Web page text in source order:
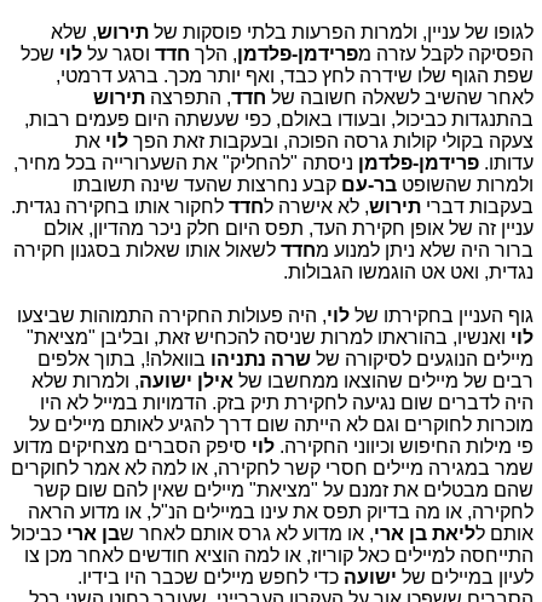
לגופו של עניין, ולמרות הפרעות בלתי פוסקות של תירוש, שלא
הפסיקה לקבל עזרה מפרידמן-פלדמן, הלך חדד וסגר על לוי שכל
שפת הגוף שלו שידרה לחץ כבד, ואף יותר מכך. ברגע דרמטי,
לאחר שהשיב לשאלה חשובה של חדד, התפרצה תירוש
בהתנגדות כביכול, ובעודו באולם, כפי שעשתה היום פעמים רבות,
צעקה בקולי קולות גרסה הפוכה, ובעקבות זאת הפך לוי את
עדותו. פרידמן-פלדמן ניסתה "להחליק" את השערורייה בכל מחיר,
ולמרות שהשופט בר-עם קבע נחרצות שהעד שינה תשובתו
בעקבות דברי תירוש, לא אישרה לחדד לחקור אותו בחקירה נגדית.
עניין זה של אופן חקירת העד, תפס היום חלק ניכר מהדיון, אולם
ברור היה שלא ניתן למנוע מחדד לשאול אותו שאלות בסגנון חקירה
נגדית, ואט אט הוגמשו הגבולות.
גוף העניין בחקירתו של לוי, היה פעולות החקירה התמוהות שביצעו
לוי ואנשיו, בהוראתו למרות שניסה להכחיש זאת, ובליבן "מציאת"
מיילים הנוגעים לסיקורה של שרה נתניהו בוואלה!, בתוך אלפים
רבים של מיילים שהוצאו ממחשבו של אילן ישועה, ולמרות שלא
היה לדברים שום נגיעה לחקירת תיק בזק. הדמויות במייל לא היו
מוכרות לחוקרים וגם לא הייתה שום דרך להגיע לאותם מיילים על
פי מילות החיפוש וכיווני החקירה. לוי סיפק הסברים מצחיקים מדוע
שמר במגירה מיילים חסרי קשר לחקירה, או למה לא אמר לחוקרים
שהם מבטלים את זמנם על "מציאת" מיילים שאין להם שום קשר
לחקירה, או מה בדיוק תפס את עינו במיילים הנ"ל, או מדוע הראה
אותם לליאת בן ארי, או מדוע לא גרס אותם לאחר שבן ארי כביכול
התייחסה למיילים כאל קוריוז, או למה הוציא חודשים לאחר מכן צו
לעיון במיילים של ישועה כדי לחפש מיילים שכבר היו בידיו.